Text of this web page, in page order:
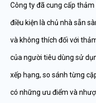
Công ty đã cung cấp
điều kiện là chủ nhà sẵn
và không thích đối với
của người tiêu dùng sử
xếp hạng, so sánh từng
có những ưu điểm và